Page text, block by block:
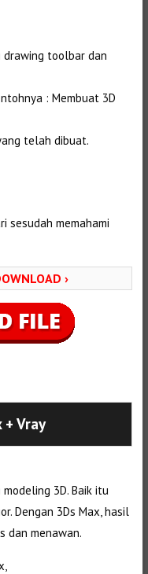
drawing toolbar dan
: Membuat 3D
telah dibuat.
sesudah memahami
›
+ Vray
3D. Baik itu
Dengan 3Ds Max, hasil
dan menawan.